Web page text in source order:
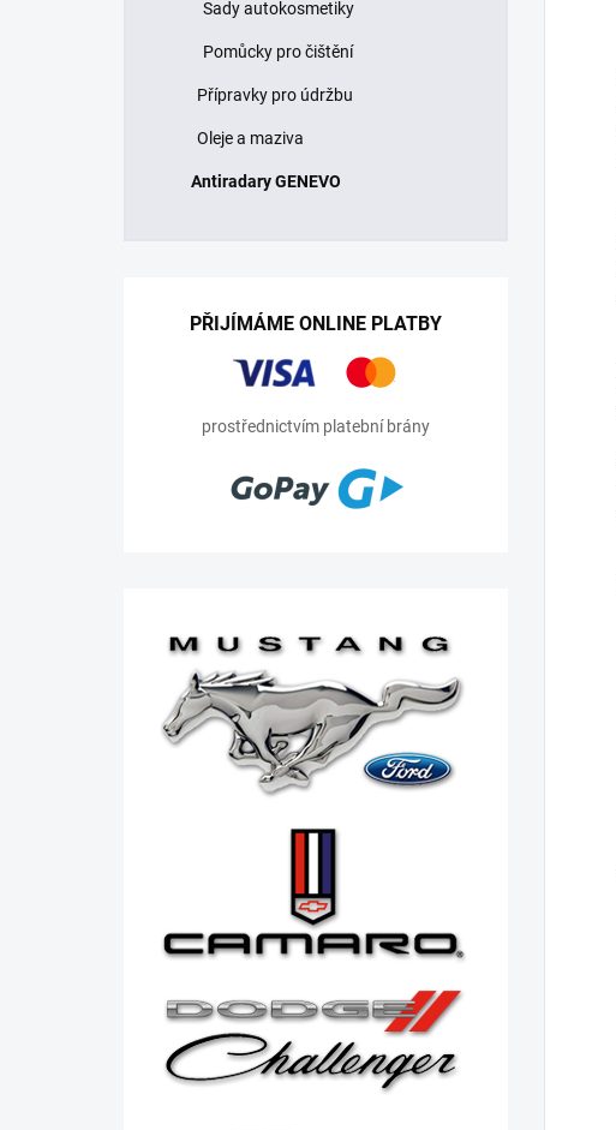
Sady autokosmetiky
Pomůcky pro čištění
Přípravky pro údržbu
Oleje a maziva
Antiradary GENEVO
PŘIJÍMÁME ONLINE PLATBY
prostřednictvím platební brány